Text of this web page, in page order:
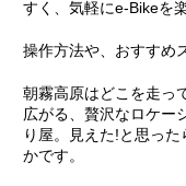
すく、気軽にe-Bikeを
操作方法や、おすすめ
朝霧高原はどこを走っ
広がる、贅沢なロケー
り屋。見えた!と思っ
かです。